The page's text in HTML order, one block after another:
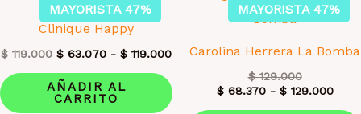
MAYORISTA 47%
Clinique Happy
$119.000 $ 63.070 - $ 119.000
AÑADIR AL
CARRITO
MAYORISTA 47%
Carolina Herrera La Bomba
$129.000
$68.370- $129.000